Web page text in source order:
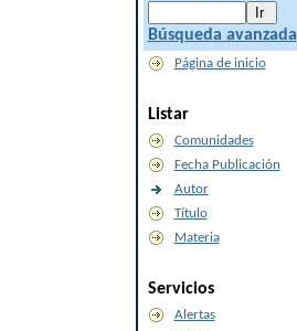
Búsqueda avanzada
Página de inicio
Listar
Comunidades
Fecha Publicación
Autor
Título
Materia
Servicios
Alertas